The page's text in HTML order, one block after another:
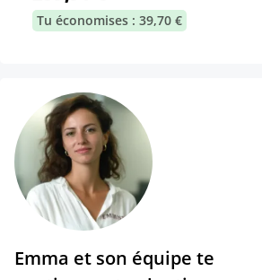
Tu économises : 39,70 €
Emma et son équipe te